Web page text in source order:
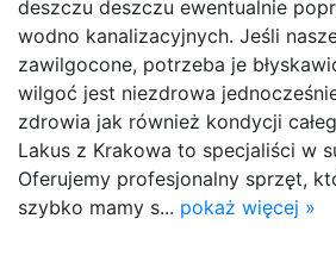
deszczu deszczu ewentualnie
wodno kanalizacyjnych. Jeśli
zawilgocone, potrzeba je
wilgoć jest niezdrowa
zdrowia jak również kondycji
Lakus z Krakowa to specjaliści w
Oferujemy profesjonalny sprzęt,
szybko mamy s... pokaż więcej »